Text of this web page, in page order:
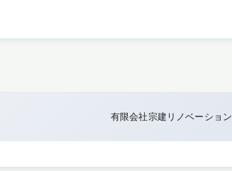
有限会社宗建リノベーション